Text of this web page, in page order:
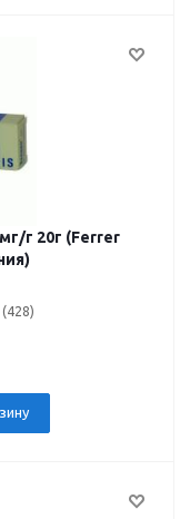
г 20г (Ferrer